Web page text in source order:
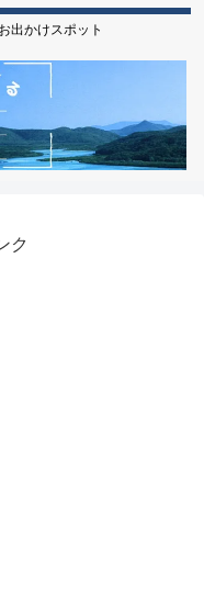
出かけスポット
ク